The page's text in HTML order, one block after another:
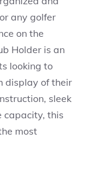
any golfer
on the
Holder is an
looking to
display of their
sleek
capacity, this
most